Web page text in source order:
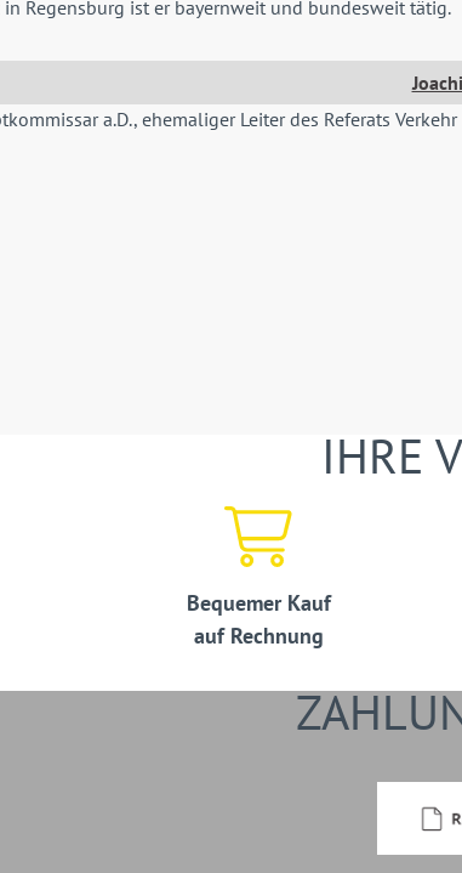
in Regensburg ist er bayernweit und bundesweit tätig.
a.D., ehemaliger Leiter des Referats
IHRE
Bequemer Kauf
auf Rechnung